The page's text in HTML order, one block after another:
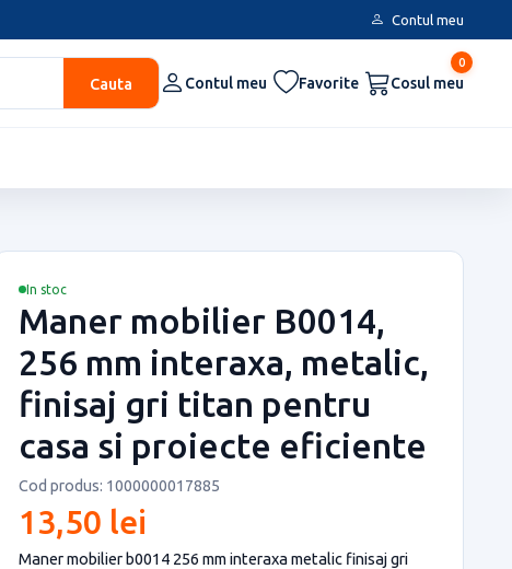
Contul meu
Cauta Contul meu Favorite
0
Cosul meu
In stoc
Maner mobilier B0014,
256 mm interaxa, metalic,
finisaj gri titan pentru
casa si proiecte eficiente
Cod produs: 1000000017885
13,50 lei
Maner mobilier b0014 256 mm interaxa metalic finisaj gri